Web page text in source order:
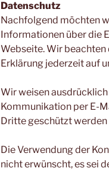
Datenschutz
Nachfolgend möchten
Informationen über die
Webseite. Wir
Erklärung jederzeit auf
Wir weisen
Kommunikation per E-
Dritte geschützt werden
Die Verwendung der
nicht erwünscht, es sei